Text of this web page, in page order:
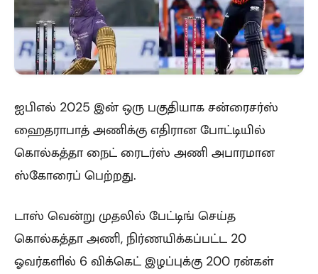
ஐபிஎல் 2025 இன் ஒரு பகுதியாக சன்ரைசர்ஸ்
ஹைதராபாத் அணிக்கு எதிரான போட்டியில்
கொல்கத்தா நைட் ரைடர்ஸ் அணி அபாரமான
ஸ்கோரைப் பெற்றது.
டாஸ் வென்று முதலில் பேட்டிங் செய்த
கொல்கத்தா அணி, நிர்ணயிக்கப்பட்ட 20
ஓவர்களில் 6 விக்கெட் இழப்புக்கு 200 ரன்கள்